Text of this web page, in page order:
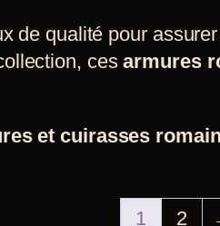
de qualité pour
cesarmures
et cuirasses
1 2